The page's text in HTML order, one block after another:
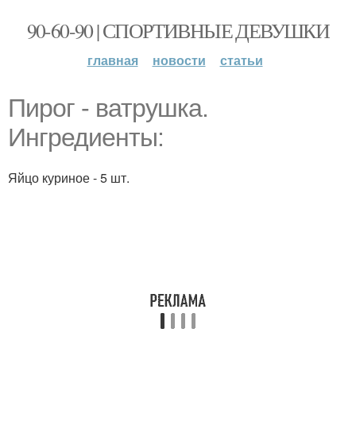
90-60-90 | СПОРТИВНЫЕ ДЕВУШКИ
главная новости статьи
Пирог - ватрушка.
Ингредиенты:
Яйцо куриное - 5 шт.